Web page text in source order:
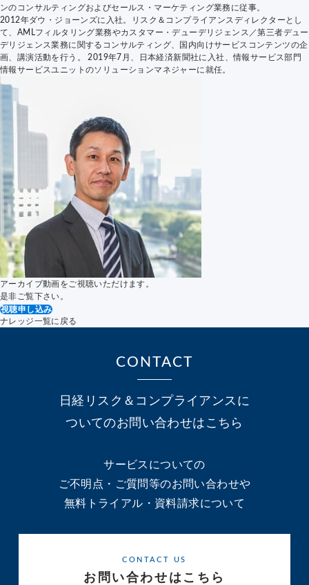
ンのコンサルティングおよびセールス・マーケティング業務に従事。
2012年ダウ・ジョーンズに入社。リスク＆コンプライアンスディレクターとし
て、AMLフィルタリング業務やカスタマー・デューデリジェンス／第三者デュー
デリジェンス業務に関するコンサルティング、国内向けサービスコンテンツの企
画、講演活動を行う。 2019年7月、日本経済新聞社に入社、情報サービス部門
情報サービスユニットのソリューションマネジャーに就任。
アーカイブ動画をご視聴いただけます。
是非ご覧下さい。
視聴申し込み
ナレッジ一覧に戻る
CONTACT
日経リスク＆コンプライアンスに
ついてのお問い合わせはこちら
サービスについての
ご不明点・ご質問等のお問い合わせや
無料トライアル・資料請求について
CONTACT US
お問い合わせはこちら